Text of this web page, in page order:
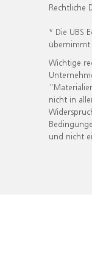
Rechtliche
* Die UBS
übernimmt
Wichtige
nicht in
und nicht